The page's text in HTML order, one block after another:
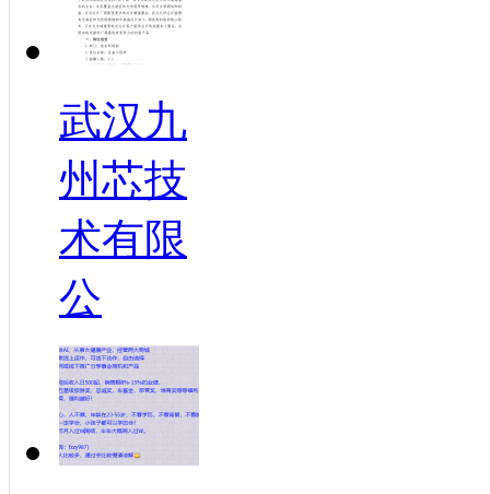
武汉九
州芯技
术有限
公